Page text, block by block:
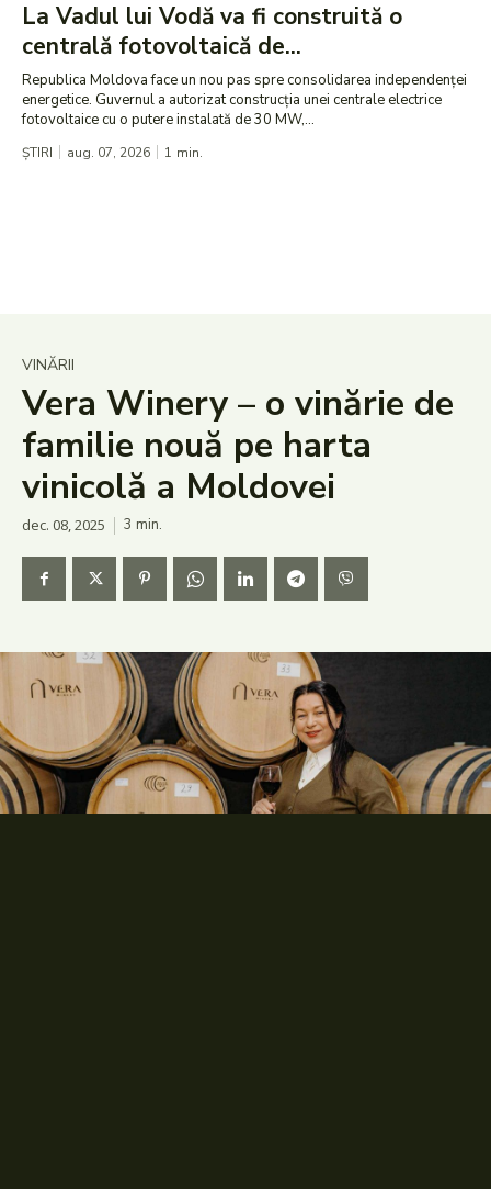
La Vadul lui Vodă va fi construită o
centrală fotovoltaică de...
Republica Moldova face un nou pas spre consolidarea independenței
energetice. Guvernul a autorizat construcția unei centrale electrice
fotovoltaice cu o putere instalată de 30 MW,...
ȘTIRI aug. 07, 2026 1 min.